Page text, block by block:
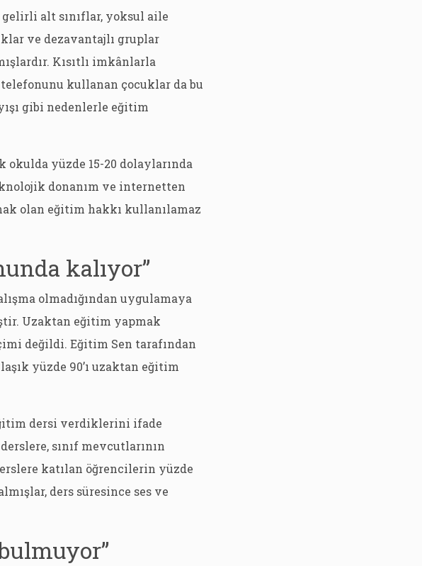
alt sınıflar, yoksul aile
ve dezavantajlı gruplar
Kısıtlı imkânlarla
kullanan çocuklar da bu
gibi nedenlerle eğitim
yüzde 15-20 dolaylarında
donanım ve internetten
olan eğitim hakkı kullanılamaz
kalıyor”
olmadığından uygulamaya
Uzaktan eğitim yapmak
değildi. Eğitim Sen tarafından
yüzde 90’ı uzaktan eğitim
dersi verdiklerini ifade
sınıf mevcutlarının
katılan öğrencilerin yüzde
ders süresince ses ve